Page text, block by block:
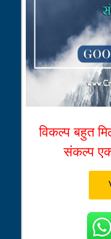
विकल्प बहुत
संकल्प